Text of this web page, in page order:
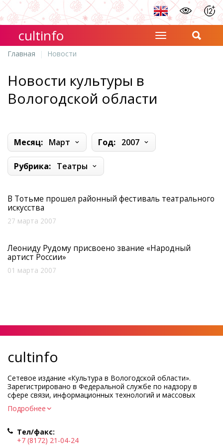
cultinfo
Главная Новости
Новости культуры в
Вологодской области
Месяц: Март Год: 2007
Рубрика: Театры
В Тотьме прошел районный фестиваль театрального
искусства
27 марта 2007
Леониду Рудому присвоено звание «Народный
артист России»
01 марта 2007
cultinfo
Сетевое издание «Культура в Вологодской области».
Зарегистрировано в Федеральной службе по надзору в
сфере связи, информационных технологий и массовых
коммуникаций.
Регистрационный номер и дата принятия решения о
Учредитель КУ ВО «Информационно-аналитический центр
Подробнее
Тел/факс:
+7 (8172) 21-04-24